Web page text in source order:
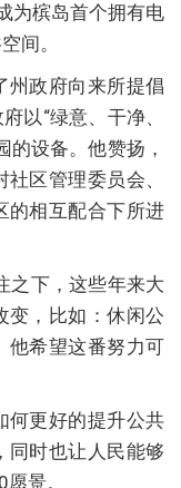
为槟岛首个拥有电
间。
州政府向来所提倡
以“绿意、干净、
的设备。他赞扬，
区管理委员会、
的相互配合下所进
之下，这些年来大
变，比如：休闲公
他希望这番努力可
何更好的提升公共
同时也让人民能够
景。